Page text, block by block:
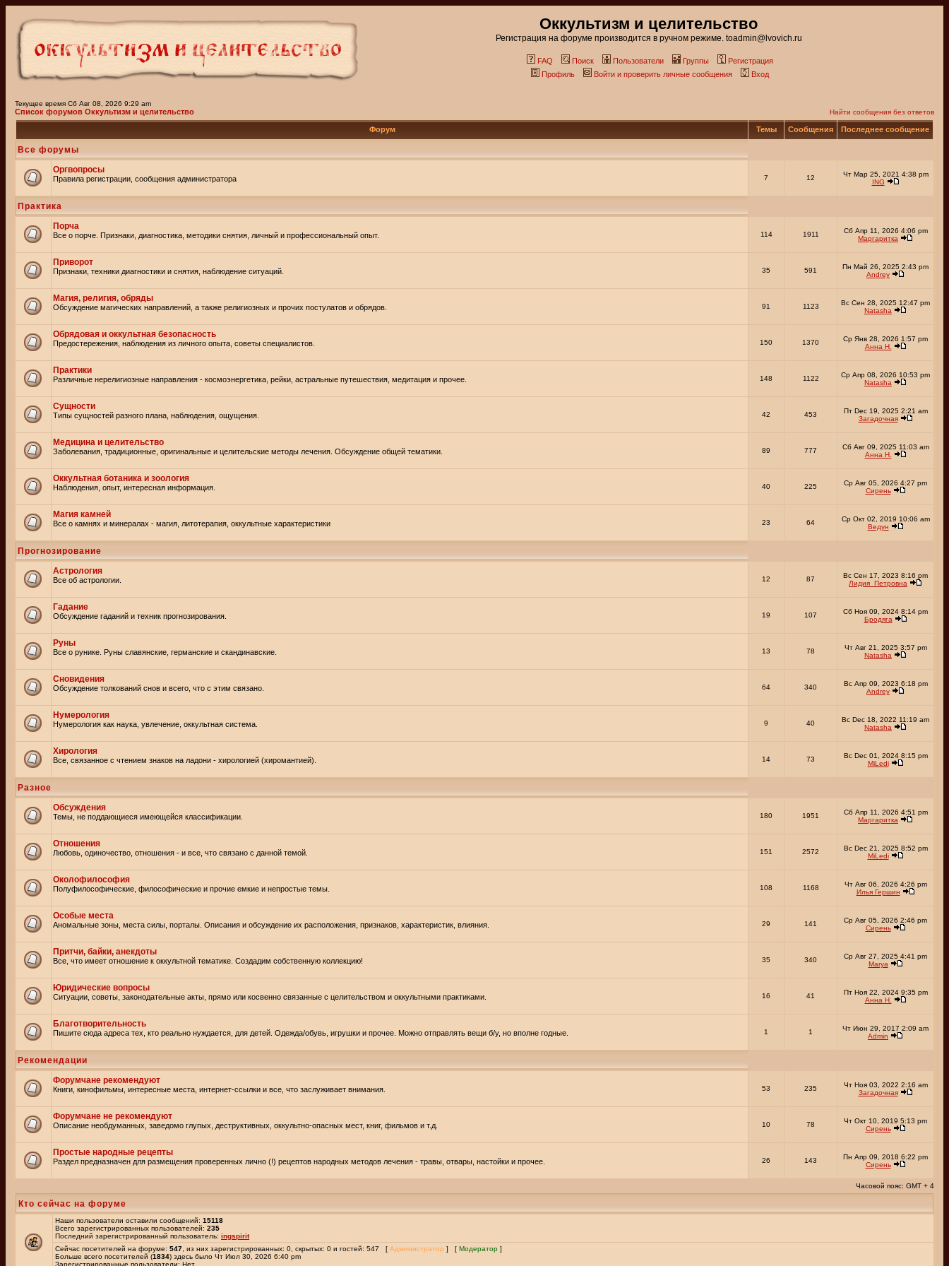
Оккультизм и целительство
Регистрация на форуме производится в ручном режиме. toadmin@lvovich.ru
FAQ Поиск Пользователи Группы
Регистрация
Профиль
Войти и проверить личные сообщения Вход
Текущее время Сб Авг 08, 2026 9:29 am
Список форумов Оккультизм и целительство Найти сообщения без ответов
Форум Темы Сообщения Последнее сообщение
Все форумы
Оргвопросы
Правила регистрации, сообщения администратора 7 12
Чт Мар 25, 2021 4:38 pm
ING
Практика
Порча
Все о порче. Признаки, диагностика, методики снятия, личный и профессиональный опыт. 114 1911
Сб Апр 11, 2026 4:06 pm
Маргаритка
Приворот
Признаки, техники диагностики и снятия, наблюдение ситуаций. 35 591
Пн Май 26, 2025 2:43 pm
Andrey
Магия, религия, обряды
Обсуждение магических направлений, а также религиозных и прочих постулатов и обрядов. 91 1123
Вс Сен 28, 2025 12:47 pm
Natasha
Обрядовая и оккультная безопасность
Предостережения, наблюдения из личного опыта, советы специалистов. 150 1370
Ср Янв 28, 2026 1:57 pm
Анна Н.
Практики
Различные нерелигиозные направления - космоэнергетика, рейки, астральные путешествия, медитация и прочее. 148 1122
Ср Апр 08, 2026 10:53 pm
Natasha
Сущности
Типы сущностей разного плана, наблюдения, ощущения. 42 453
Пт Dec 19, 2025 2:21 am
Загадочная
Медицина и целительство
Заболевания, традиционные, оригинальные и целительские методы лечения. Обсуждение общей тематики. 89 777
Сб Авг 09, 2025 11:03 am
Анна Н.
Оккультная ботаника и зоология
Наблюдения, опыт, интересная информация. 40 225
Ср Авг 05, 2026 4:27 pm
Сирень
Магия камней
Все о камнях и минералах - магия, литотерапия, оккультные характеристики 23 64
Ср Окт 02, 2019 10:06 am
Ведун
Прогнозирование
Астрология
Все об астрологии. 12 87
Вс Сен 17, 2023 8:16 pm
Лидия_Петровна
Гадание
Обсуждение гаданий и техник прогнозирования. 19 107
Сб Ноя 09, 2024 8:14 pm
Бродяга
Руны
Все о рунике. Руны славянские, германские и скандинавские. 13 78
Чт Авг 21, 2025 3:57 pm
Natasha
Сновидения
Обсуждение толкований снов и всего, что с этим связано. 64 340
Вс Апр 09, 2023 6:18 pm
Andrey
Нумерология
Нумерология как наука, увлечение, оккультная система. 9 40
Вс Dec 18, 2022 11:19 am
Natasha
Хирология
Все, связанное с чтением знаков на ладони - хирологией (хиромантией). 14 73
Вс Dec 01, 2024 8:15 pm
MiLedi
Разное
Обсуждения
Темы, не поддающиеся имеющейся классификации. 180 1951
Сб Апр 11, 2026 4:51 pm
Маргаритка
Отношения
Любовь, одиночество, отношения - и все, что связано с данной темой. 151 2572
Вс Dec 21, 2025 8:52 pm
MiLedi
Околофилософия
Полуфилософические, философические и прочие емкие и непростые темы. 108 1168
Чт Авг 06, 2026 4:26 pm
Илья Гершин
Особые места
Аномальные зоны, места силы, порталы. Описания и обсуждение их расположения, признаков, характеристик, влияния. 29 141
Ср Авг 05, 2026 2:46 pm
Сирень
Притчи, байки, анекдоты
Все, что имеет отношение к оккультной тематике. Создадим собственную коллекцию! 35 340
Ср Авг 27, 2025 4:41 pm
Marya
Юридические вопросы
Ситуации, советы, законодательные акты, прямо или косвенно связанные с целительством и оккультными практиками. 16 41
Пт Ноя 22, 2024 9:35 pm
Анна Н.
Благотворительность
Пишите сюда адреса тех, кто реально нуждается, для детей. Одежда/обувь, игрушки и прочее. Можно отправлять вещи б/у, но вполне годные. 1 1
Чт Июн 29, 2017 2:09 am
Admin
Рекомендации
Форумчане рекомендуют
Книги, кинофильмы, интересные места, интернет-ссылки и все, что заслуживает внимания. 53 235
Чт Ноя 03, 2022 2:16 am
Загадочная
Форумчане не рекомендуют
Описание необдуманных, заведомо глупых, деструктивных, оккультно-опасных мест, книг, фильмов и т.д. 10 78
Чт Окт 10, 2019 5:13 pm
Сирень
Простые народные рецепты
Раздел предназначен для размещения проверенных лично (!) рецептов народных методов лечения - травы, отвары, настойки и прочее. 26 143
Пн Апр 09, 2018 6:22 pm
Сирень
Часовой пояс: GMT + 4
Кто сейчас на форуме
Наши пользователи оставили сообщений: 15118
Всего зарегистрированных пользователей: 235
Последний зарегистрированный пользователь: ingspirit
Сейчас посетителей на форуме: 547 , из них зарегистрированных: 0, скрытых: 0 и гостей: 547 [ Администратор ] [ Модератор ]
Больше всего посетителей (1834) здесь было Чт Июл 30, 2026 6:40 pm
Зарегистрированные пользователи: Нет